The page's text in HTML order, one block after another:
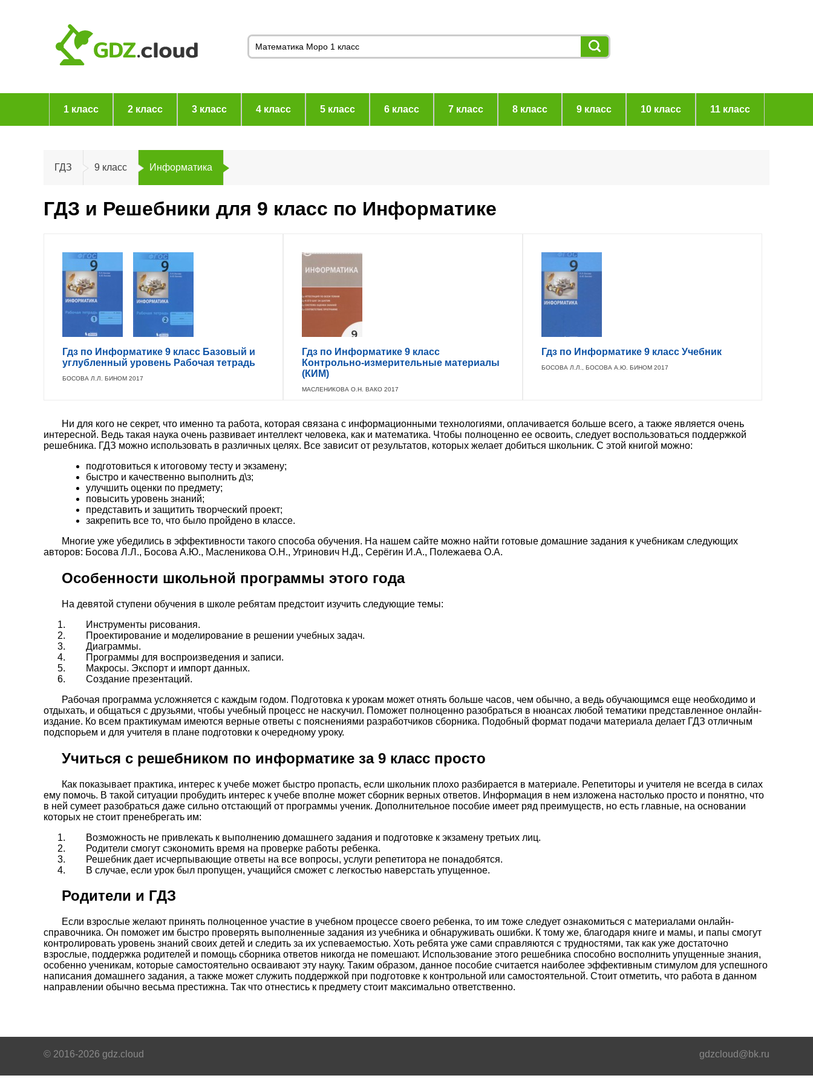
1 класс 2 класс 3 класс 4 класс 5 класс 6 класс 7 класс 8 класс 9 класс 10 класс 11 класс
ГДЗ 9 класс Информатика
ГДЗ и Решебники для 9 класс по Информатике
Гдз по Информатике 9 класс Базовый и
углубленный уровень Рабочая тетрадь
БОСОВА Л.Л. БИНОМ 2017
Гдз по Информатике 9 класс
Контрольно-измерительные материалы
(КИМ)
МАСЛЕНИКОВА О.Н. ВАКО 2017
Гдз по Информатике 9 класс Учебник
БОСОВА Л.Л., БОСОВА А.Ю. БИНОМ 2017
Ни для кого не секрет, что именно та работа, которая связана с информационными технологиями, оплачивается больше всего, а также является очень
интересной. Ведь такая наука очень развивает интеллект человека, как и математика. Чтобы полноценно ее освоить, следует воспользоваться поддержкой
решебника. ГДЗ можно использовать в различных целях. Все зависит от результатов, которых желает добиться школьник. С этой книгой можно:
подготовиться к итоговому тесту и экзамену;
быстро и качественно выполнить д\з;
улучшить оценки по предмету;
повысить уровень знаний;
представить и защитить творческий проект;
закрепить все то, что было пройдено в классе.
Многие уже убедились в эффективности такого способа обучения. На нашем сайте можно найти готовые домашние задания к учебникам следующих
авторов: Босова Л.Л., Босова А.Ю., Масленикова О.Н., Угринович Н.Д., Серёгин И.А., Полежаева О.А.
Особенности школьной программы этого года
На девятой ступени обучения в школе ребятам предстоит изучить следующие темы:
Инструменты рисования.
Проектирование и моделирование в решении учебных задач.
Диаграммы.
Программы для воспроизведения и записи.
Макросы. Экспорт и импорт данных.
Создание презентаций.
Рабочая программа усложняется с каждым годом. Подготовка к урокам может отнять больше часов, чем обычно, а ведь обучающимся еще необходимо и
отдыхать, и общаться с друзьями, чтобы учебный процесс не наскучил. Поможет полноценно разобраться в нюансах любой тематики представленное онлайн-
издание. Ко всем практикумам имеются верные ответы с пояснениями разработчиков сборника. Подобный формат подачи материала делает ГДЗ отличным
подспорьем и для учителя в плане подготовки к очередному уроку.
Учиться с решебником по информатике за 9 класс просто
Как показывает практика, интерес к учебе может быстро пропасть, если школьник плохо разбирается в материале. Репетиторы и учителя не всегда в силах
ему помочь. В такой ситуации пробудить интерес к учебе вполне может сборник верных ответов. Информация в нем изложена настолько просто и понятно, что
в ней сумеет разобраться даже сильно отстающий от программы ученик. Дополнительное пособие имеет ряд преимуществ, но есть главные, на основании
которых не стоит пренебрегать им:
Возможность не привлекать к выполнению домашнего задания и подготовке к экзамену третьих лиц.
Родители смогут сэкономить время на проверке работы ребенка.
Решебник дает исчерпывающие ответы на все вопросы, услуги репетитора не понадобятся.
В случае, если урок был пропущен, учащийся сможет с легкостью наверстать упущенное.
Родители и ГДЗ
Если взрослые желают принять полноценное участие в учебном процессе своего ребенка, то им тоже следует ознакомиться с материалами онлайн-
справочника. Он поможет им быстро проверять выполненные задания из учебника и обнаруживать ошибки. К тому же, благодаря книге и мамы, и папы смогут
контролировать уровень знаний своих детей и следить за их успеваемостью. Хоть ребята уже сами справляются с трудностями, так как уже достаточно
взрослые, поддержка родителей и помощь сборника ответов никогда не помешают. Использование этого решебника способно восполнить упущенные знания,
особенно ученикам, которые самостоятельно осваивают эту науку. Таким образом, данное пособие считается наиболее эффективным стимулом для успешного
написания домашнего задания, а также может служить поддержкой при подготовке к контрольной или самостоятельной. Стоит отметить, что работа в данном
направлении обычно весьма престижна. Так что отнестись к предмету стоит максимально ответственно.
© 2016-2026 gdz.cloud gdzcloud@bk.ru